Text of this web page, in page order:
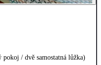
/ dvě samostatná lůžka)